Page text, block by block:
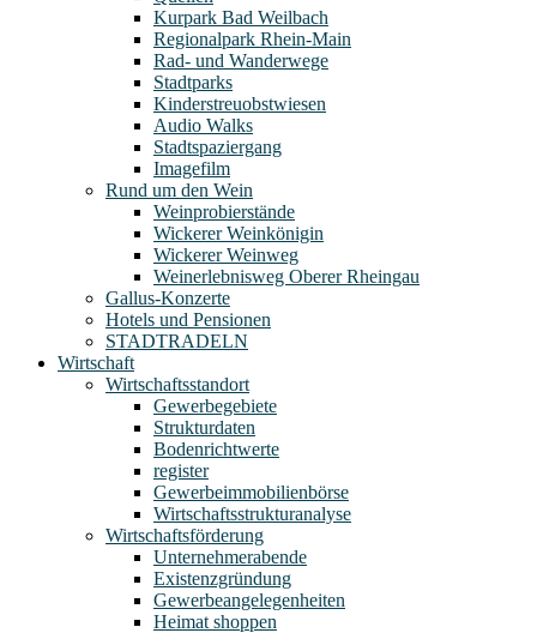
Kurpark Bad Weilbach
Regionalpark Rhein-Main
Rad- und Wanderwege
Stadtparks
Kinderstreuobstwiesen
Audio Walks
Stadtspaziergang
Imagefilm
Rund um den Wein
Weinprobierstände
Wickerer Weinkönigin
Wickerer Weinweg
Weinerlebnisweg Oberer Rheingau
Gallus-Konzerte
Hotels und Pensionen
STADTRADELN
Wirtschaft
Wirtschaftsstandort
Gewerbegebiete
Strukturdaten
Bodenrichtwerte
register
Gewerbeimmobilienbörse
Wirtschaftsstrukturanalyse
Wirtschaftsförderung
Unternehmerabende
Existenzgründung
Gewerbeangelegenheiten
Heimat shoppen